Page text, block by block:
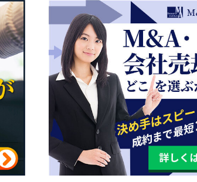
テップと留意点
の方法
援制度の活用法
つのポイント
とめ